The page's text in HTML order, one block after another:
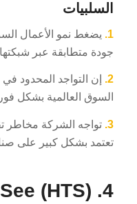
السلبيات
1. يضغط نمو الأعمال
جودة متطابقة عبر شبكتها
2.
إن التواجد المحدود
السوق العالمية بشكل
3. تواجه الشركة مخاطر
تعتمد بشكل كبير على
4. HICOM-Teck See (HTS)